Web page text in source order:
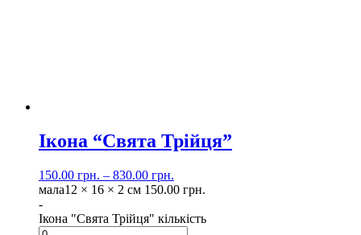
Ікона “Свята Трійця”
150.00 грн. – 830.00 грн.
мала12 × 16 × 2 см 150.00 грн.
-
Ікона "Свята Трійця" кількість